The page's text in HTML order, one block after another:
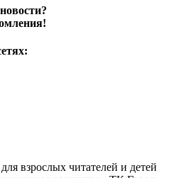
взрослых читателей и детей